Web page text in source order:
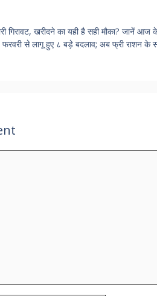
गिरावट, खरीदने का यही है सही मौका? जानें
फरवरी से लागू हुए ८ बड़े बदलाव; अब फ्री राशन